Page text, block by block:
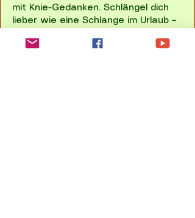
mit Knie-Gedanken. Schlängel dich
lieber wie eine Schlange im Urlaub –